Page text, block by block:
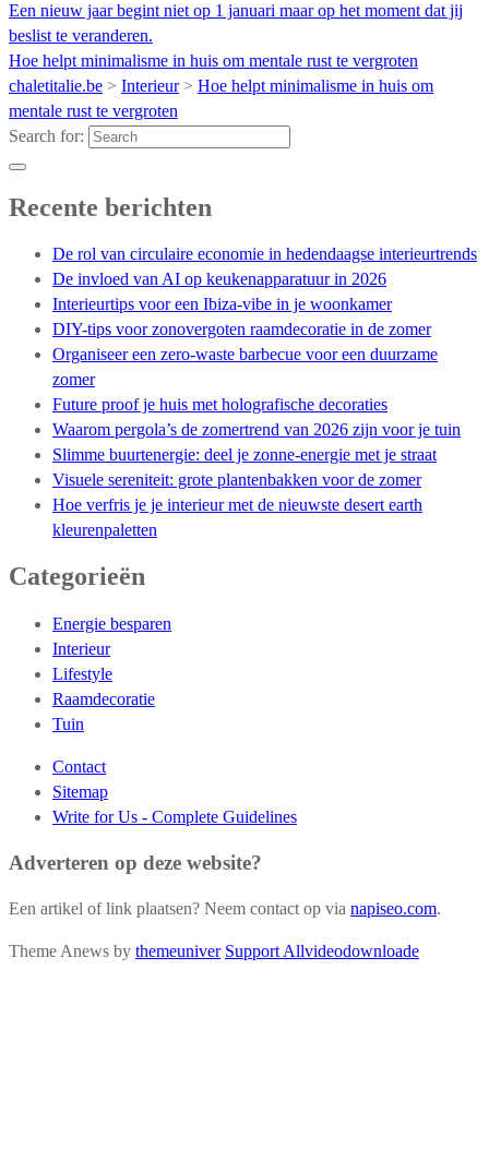
Een nieuw jaar begint niet op 1 januari maar op het moment dat jij
beslist te veranderen.
Hoe helpt minimalisme in huis om mentale rust te vergroten
chaletitalie.be > Interieur> Hoe helpt minimalisme in huis om
mentale rust te vergroten
Search for:
Recente berichten
De rol van circulaire economie in hedendaagse interieurtrends
De invloed van AI op keukenapparatuur in 2026
Interieurtips voor een Ibiza-vibe in je woonkamer
DIY-tips voor zonovergoten raamdecoratie in de zomer
Organiseer een zero-waste barbecue voor een duurzame
zomer
Future proof je huis met holografische decoraties
Waarom pergola’s de zomertrend van 2026 zijn voor je tuin
Slimme buurtenergie: deel je zonne-energie met je straat
Visuele sereniteit: grote plantenbakken voor de zomer
Hoe verfris je je interieur met de nieuwste desert earth
kleurenpaletten
Categorieën
Energie besparen
Interieur
Lifestyle
Raamdecoratie
Tuin
Contact
Sitemap
Write for Us - Complete Guidelines
Adverteren op deze website?
Een artikel of link plaatsen? Neem contact op via napiseo.com.
Theme Anews by themeuniver Support Allvideodownloade